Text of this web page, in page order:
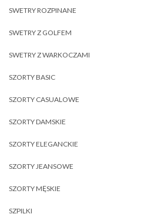
SWETRY ROZPINANE
SWETRY Z GOLFEM
SWETRY Z WARKOCZAMI
SZORTY BASIC
SZORTY CASUALOWE
SZORTY DAMSKIE
SZORTY ELEGANCKIE
SZORTY JEANSOWE
SZORTY MĘSKIE
SZPILKI